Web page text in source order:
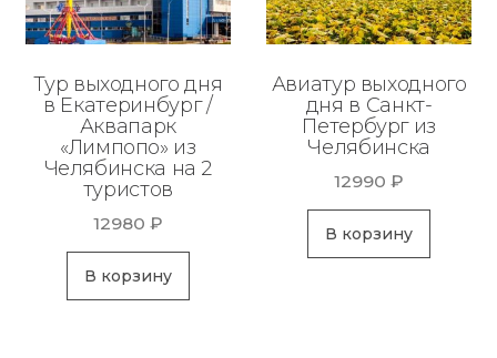
Тур выходного дня
в Екатеринбург /
Аквапарк
«Лимпопо» из
Челябинска на 2
туристов
12980 ₽
В корзину
Авиатур выходного
дня в Санкт-
Петербург из
Челябинска
12990₽
В корзину